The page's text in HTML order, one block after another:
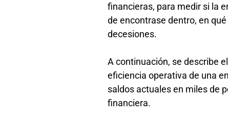
financieras, para medir si la
de encontrase dentro, en
decesiones.
A continuación, se describe
eficiencia operativa de una
saldos actuales en miles de
financiera.